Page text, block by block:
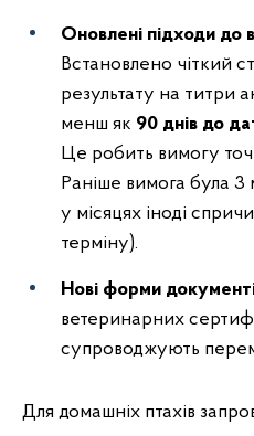
Оновлені підходи до
Встановлено чіткий
результату на титри
менш як 90 днів до
Це робить вимогу
Раніше вимога була 3
у місяцях іноді
терміну).
Нові форми
ветеринарних
супроводжують
Для домашніх птахів